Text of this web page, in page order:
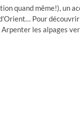
quand même!), un
Pour
les alpages